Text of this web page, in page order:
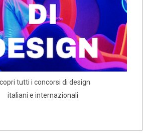
tutti i concorsi di design
italiani e internazionali